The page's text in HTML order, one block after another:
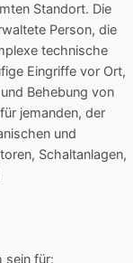
Standort. Die
Person, die
technische
Eingriffe vor Ort,
Behebung von
jemanden, der
und
Schaltanlagen,
sein für: